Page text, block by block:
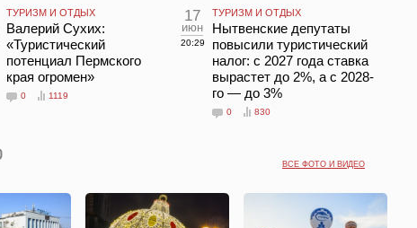
ТУРИЗМ И ОТДЫХ
Валерий Сухих:
«Туристический
потенциал Пермского
края огромен»
0 1119
17
июн
20:29
ТУРИЗМ И ОТДЫХ
Нытвенские депутаты
повысили туристический
налог: с 2027 года ставка
вырастет до 2%, а с 2028-
го — до 3%
0 830
ВСЕ ФОТО И ВИДЕО